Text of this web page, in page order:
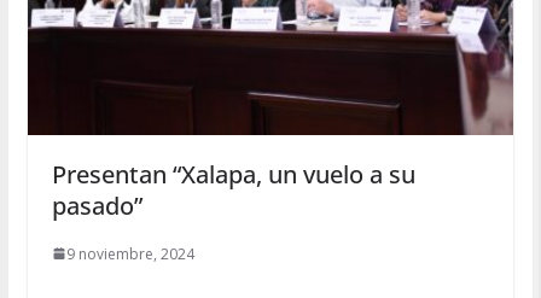
Presentan “Xalapa, un vuelo a su
pasado”
9 noviembre, 2024